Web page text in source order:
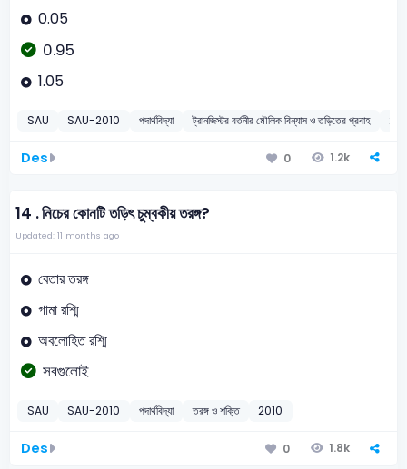
0.05
0.95
1.05
SAU SAU-2010 পদার্থবিদ্যা ট্রানজিস্টর বর্তনীর মৌলিক বিন্যাস ও তড়িতের প্রবাহ
Des 0 1.2k
14 .নিচের কোনটি তড়িৎ চুম্বকীয় তরঙ্গ?
Updated: 11 months ago
বেতার তরঙ্গ
গামা রশ্মি
অবলোহিত রশ্মি
সবগুলোই
SAU SAU-2010 পদার্থবিদ্যা তরঙ্গ ও শক্তি 2010
Des 0 1.8k